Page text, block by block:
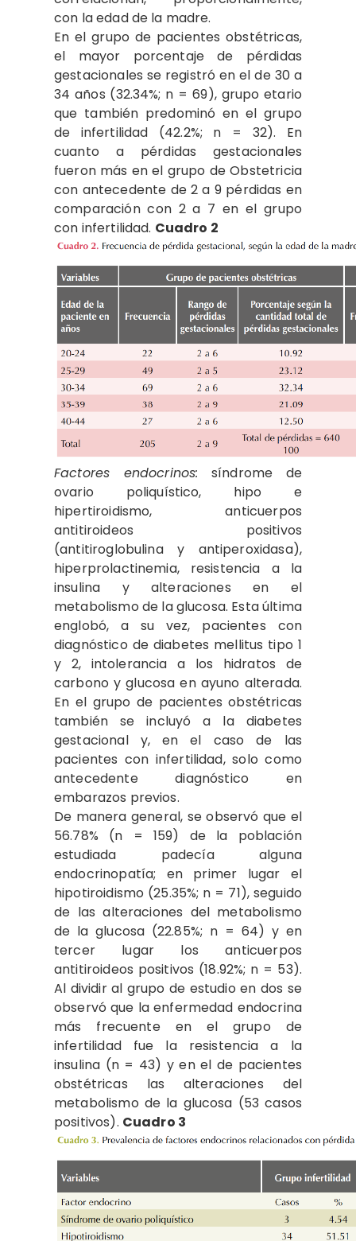
con la edad de la madre.
En el grupo de pacientes obstétricas,
el mayor porcentaje de pérdidas
gestacionales se registró en el de 30 a
34 años (32.34%; n = 69), grupo etario
que también predominó en el grupo
de infertilidad (42.2%; n = 32). En
cuanto a pérdidas gestacionales
fueron más en el grupo de Obstetricia
con antecedente de 2 a 9 pérdidas en
comparación con 2 a 7 en el grupo
con infertilidad. Cuadro 2
Factores endocrinos: síndrome de
ovario poliquístico, hipo e
hipertiroidismo, anticuerpos
antitiroideos positivos
(antitiroglobulina y antiperoxidasa),
hiperprolactinemia, resistencia a la
insulina y alteraciones en el
metabolismo de la glucosa. Esta última
englobó, a su vez, pacientes con
diagnóstico de diabetes mellitus tipo 1
y 2, intolerancia a los hidratos de
carbono y glucosa en ayuno alterada.
En el grupo de pacientes obstétricas
también se incluyó a la diabetes
gestacional y, en el caso de las
pacientes con infertilidad, solo como
antecedente diagnóstico en
embarazos previos.
De manera general, se observó que el
56.78% (n = 159) de la población
estudiada padecía alguna
endocrinopatía; en primer lugar el
hipotiroidismo (25.35%; n = 71), seguido
de las alteraciones del metabolismo
de la glucosa (22.85%; n = 64) y en
tercer lugar los anticuerpos
antitiroideos positivos (18.92%; n = 53).
Al dividir al grupo de estudio en dos se
observó que la enfermedad endocrina
más frecuente en el grupo de
infertilidad fue la resistencia a la
insulina (n = 43) y en el de pacientes
obstétricas las alteraciones del
metabolismo de la glucosa (53 casos
positivos). Cuadro 3